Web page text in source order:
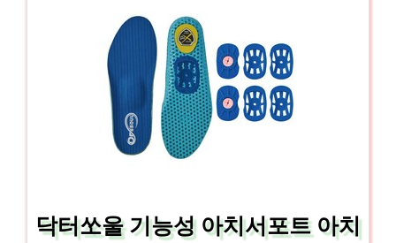
닥터쏘울 기능성 아치서포트 아치